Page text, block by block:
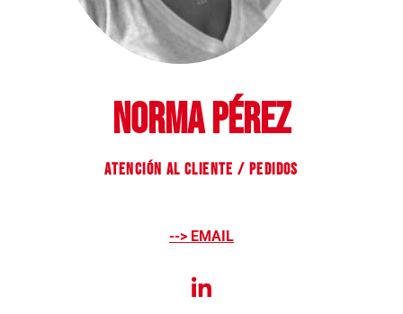
NORMA PÉREZ
ATENCIÓN AL CLIENTE / PEDIDOS
--> EMAIL